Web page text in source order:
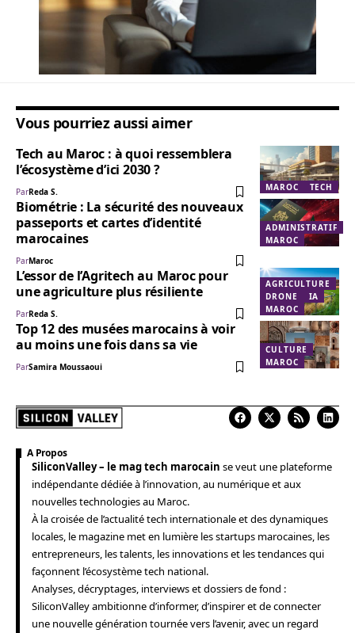
Vous pourriez aussi aimer
MAROC TECH
Tech au Maroc : à quoi ressemblera
l’écosystème d’ici 2030 ?
ParReda S.
ADMINISTRATIF
MAROC
Biométrie : La sécurité des nouveaux
passeports et cartes d’identité
marocaines
ParMaroc
AGRICULTURE
DRONE
IA
MAROC
L’essor de l’Agritech au Maroc pour
une agriculture plus résiliente
ParReda S.
CULTURE
MAROC
Top 12 des musées marocains à voir
au moins une fois dans sa vie
ParSamira Moussaoui
A Propos
SiliconValley – le mag tech marocain se veut une plateforme
indépendante dédiée à l’innovation, au numérique et aux
nouvelles technologies au Maroc.
À la croisée de l’actualité tech internationale et des dynamiques
locales, le magazine met en lumière les startups marocaines, les
entrepreneurs, les talents, les innovations et les tendances qui
façonnent l’écosystème tech national.
Analyses, décryptages, interviews et dossiers de fond :
SiliconValley ambitionne d’informer, d’inspirer et de connecter
une nouvelle génération tournée vers l’avenir, avec un regard